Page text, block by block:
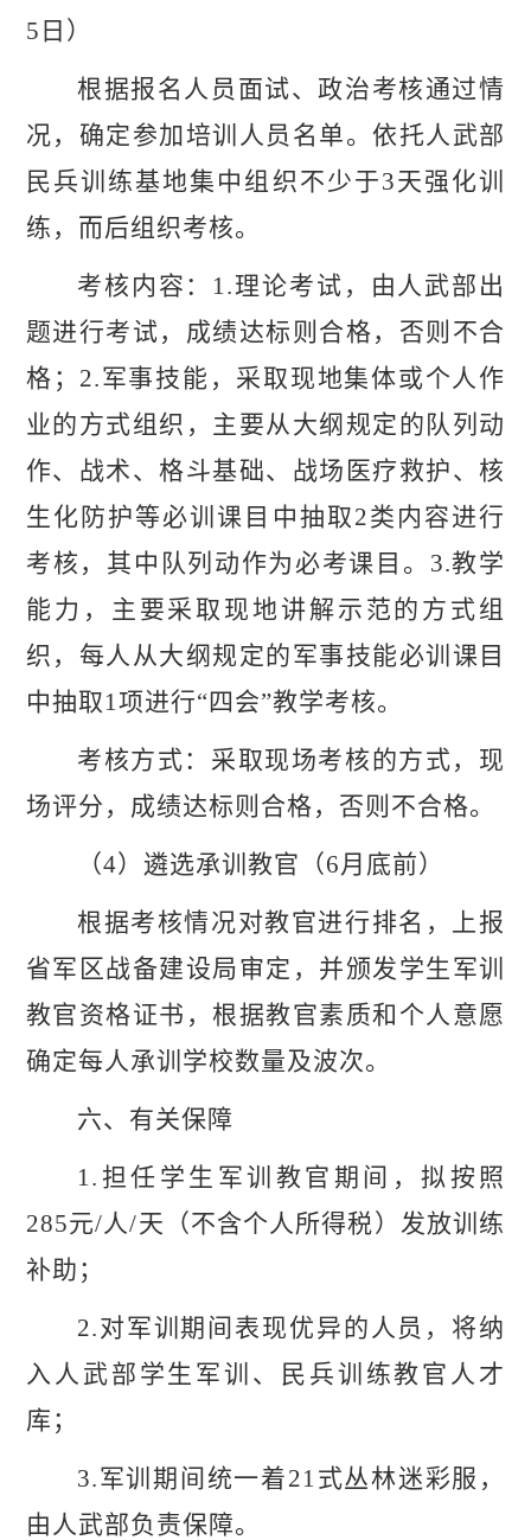
5 日）
根据报名人员面试、政治考核通过情
况，确定参加培训人员名单。依托人武部
民兵训练基地集中组织不少于3天强化训
练，而后组织考核。
考核内容： 1.理论考试，由人武部出
题进行考试，成绩达标则合格，否则不合
格；2.军事技能，采取现地集体或个人作
业的方式组织，主要从大纲规定的队列动
作、战术、格斗基础、战场医疗救护、核
生化防护等必训课目中抽取2类内容进行
考核，其中队列动作为必考课目。3.教学
能力，主要采取现地讲解示范的方式组
织，每人从大纲规定的军事技能必训课目
中抽取1项进行“四会”教学考核。
考核方式：采取现场考核的方式，现
场评分，成绩达标则合格，否则不合格。
（4）遴选承训教官（6月底前）
根据考核情况对教官进行排名，上报
省军区战备建设局审定，并颁发学生军训
教官资格证书，根据教官素质和个人意愿
确定每人承训学校数量及波次。
六、有关保障
1.担任学生军训教官期间，拟按照
285元/人/天（不含个人所得税）发放训练
补助；
2.对军训期间表现优异的人员，将纳
入人武部学生军训、民兵训练教官人才
库；
3.军训期间统一着21式丛林迷彩服，
由人武部负责保障。